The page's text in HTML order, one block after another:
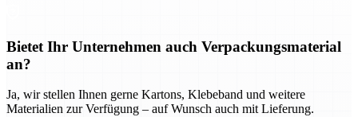
Bietet Ihr Unternehmen auch Verpackungsmaterial
an?
Ja, wir stellen Ihnen gerne Kartons, Klebeband und weitere
Materialien zur Verfügung – auf Wunsch auch mit Lieferung.